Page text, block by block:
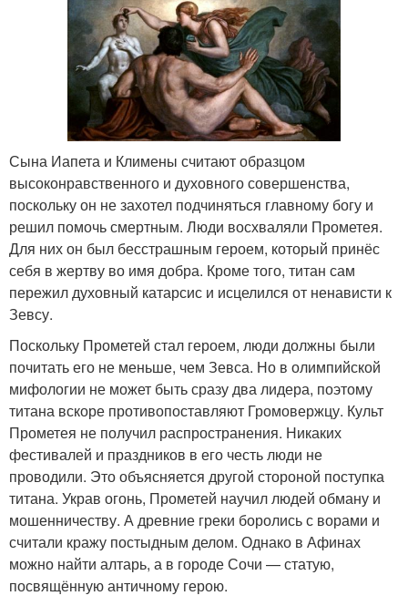
Сына Иапета и Климены считают образцом
высоконравственного и духовного совершенства,
поскольку он не захотел подчиняться главному богу и
решил помочь смертным. Люди восхваляли Прометея.
Для них он был бесстрашным героем, который принёс
себя в жертву во имя добра. Кроме того, титан сам
пережил духовный катарсис и исцелился от ненависти к
Зевсу.
Поскольку Прометей стал героем, люди должны были
почитать его не меньше, чем Зевса. Но в олимпийской
мифологии не может быть сразу два лидера, поэтому
титана вскоре противопоставляют Громовержцу. Культ
Прометея не получил распространения. Никаких
фестивалей и праздников в его честь люди не
проводили. Это объясняется другой стороной поступка
титана. Украв огонь, Прометей научил людей обману и
мошенничеству. А древние греки боролись с ворами и
считали кражу постыдным делом. Однако в Афинах
можно найти алтарь, а в городе Сочи — статую,
посвящённую античному герою.